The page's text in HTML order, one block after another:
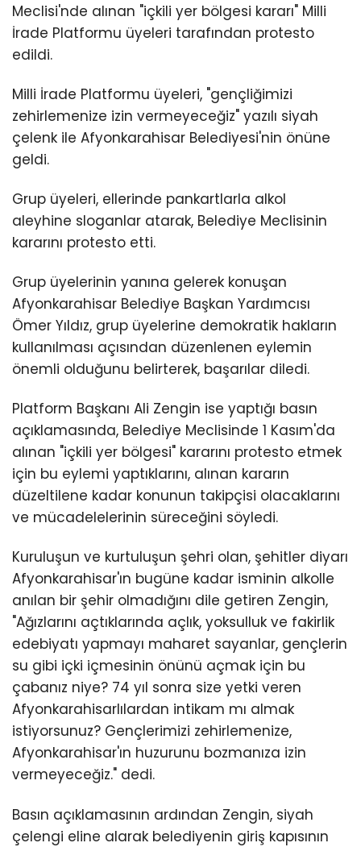
Meclisi'nde alınan "içkili yer bölgesi kararı" Milli
İrade Platformu üyeleri tarafından protesto
edildi.
Milli İrade Platformu üyeleri, "gençliğimizi
zehirlemenize izin vermeyeceğiz" yazılı siyah
çelenk ile Afyonkarahisar Belediyesi'nin önüne
geldi.
Grup üyeleri, ellerinde pankartlarla alkol
aleyhine sloganlar atarak, Belediye Meclisinin
kararını protesto etti.
Grup üyelerinin yanına gelerek konuşan
Afyonkarahisar Belediye Başkan Yardımcısı
Ömer Yıldız, grup üyelerine demokratik hakların
kullanılması açısından düzenlenen eylemin
önemli olduğunu belirterek, başarılar diledi.
Platform Başkanı Ali Zengin ise yaptığı basın
açıklamasında, Belediye Meclisinde 1 Kasım'da
alınan "içkili yer bölgesi" kararını protesto etmek
için bu eylemi yaptıklarını, alınan kararın
düzeltilene kadar konunun takipçisi olacaklarını
ve mücadelelerinin süreceğini söyledi.
Kuruluşun ve kurtuluşun şehri olan, şehitler diyarı
Afyonkarahisar'ın bugüne kadar isminin alkolle
anılan bir şehir olmadığını dile getiren Zengin,
"Ağızlarını açtıklarında açlık, yoksulluk ve fakirlik
edebiyatı yapmayı maharet sayanlar, gençlerin
su gibi içki içmesinin önünü açmak için bu
çabanız niye? 74 yıl sonra size yetki veren
Afyonkarahisarlılardan intikam mı almak
istiyorsunuz? Gençlerimizi zehirlemenize,
Afyonkarahisar'ın huzurunu bozmanıza izin
vermeyeceğiz." dedi.
Basın açıklamasının ardından Zengin, siyah
çelengi eline alarak belediyenin giriş kapısının